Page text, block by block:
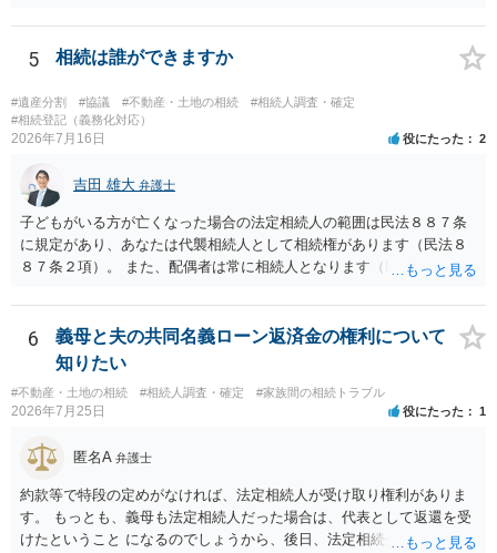
ますか。 →本人が自由に決められますので、どこが妥当とは言えない
です。客観的な基準もありません。 ・できれば穏やかに、分割を拒否
することはできますか。 →分割を拒否するということは、遺産はいら
ないということでしょうか。遺言で、受取を指定されててもいらない
と拒否することはできます。理由を説明する必要はありません。
5 相続は誰ができますか
#遺産分割 #協議 #不動産・土地の相続
#相続人調査・確定
#相続登記（義務化対応）
2026年7月16日 役にたった 2
吉田 雄大 弁護士
子どもがいる方が亡くなった場合の法定相続人の範囲は民法８８７条
に規定があり、あなたは代襲相続人として相続権があります（民法８
８７条２項）。 また、配偶者は常に相続人となります（民法８９０
も相続権があります。つまり、孫５人に加えて「おじ又はおば」にも
相続権がある可能性があります。
6
義母と夫の共同名義ローン返済金の権利について
知りたい
#不動産・土地の相続 #相続人調査・確定 #家族間の相続トラブル
2026年7月25日 役にたった 1
匿名A 弁護士
約款等で特段の定めがなければ、法定相続人が受け取り権利がありま
す。 もっとも、義母も法定相続人だった場合は、代表として返還を受
けたということ になるのでしょうから、後日、法定相続分に基づいて